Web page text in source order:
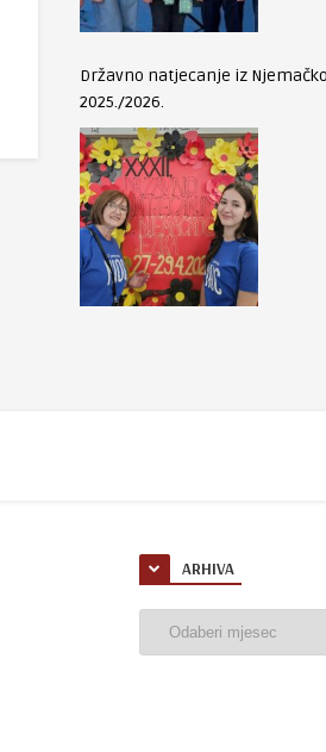
Državno natjecanje iz
2025./2026.
ARHIVA